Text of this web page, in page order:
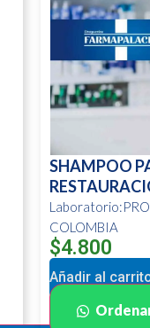
SHAMPOO
COLOMBIA
$4.800
Añadir al